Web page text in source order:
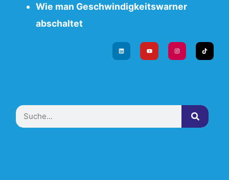
Wie man Geschwindigkeitswarner
abschaltet